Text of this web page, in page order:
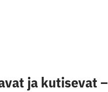
ja kutisevat